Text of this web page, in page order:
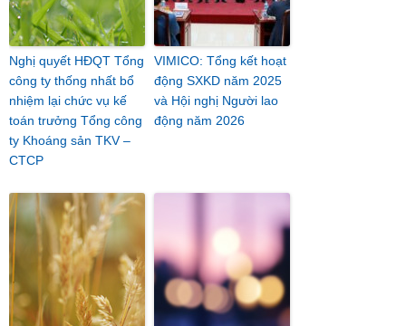
Nghị quyết HĐQT Tổng
công ty thống nhất bổ
nhiệm lại chức vụ kế
toán trưởng Tổng công
ty Khoáng sản TKV –
CTCP
VIMICO: Tổng kết hoạt
động SXKD năm 2025
và Hội nghị Người lao
động năm 2026